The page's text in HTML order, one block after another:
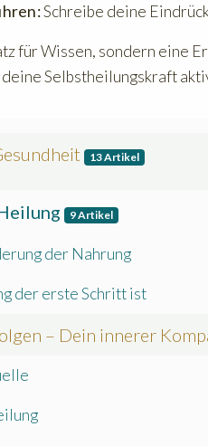
Schreibe deine
für Wissen, sondern eine
Selbstheilungskraft
13 Artikel
9 Artikel
der Nahrung
der erste Schritt ist
– Dein innerer